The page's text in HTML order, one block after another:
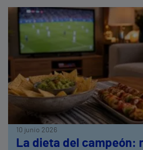
10 junio 2026
La dieta del campeón: